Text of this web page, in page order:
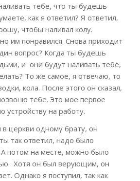
тебе, что ты будешь
как я ответил? Я ответил,
чтобы наливал колу.
им понравился. Снова приходит
вопрос? Когда ты будешь
и они будут наливать тебе,
То же самое, я отвечаю, то
кола. После этого он сказал,
тебе. Это мое первое
устройству на работу.
в церкви одному брату, он
так ответил, надо было
А потом на месте, можно было
Хотя он был верующим, он
Однако я поступил, так как